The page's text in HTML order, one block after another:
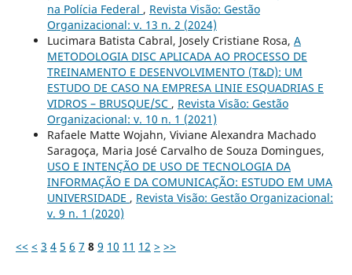
na Polícia Federal , Revista Visão: Gestão
Organizacional: v. 13 n. 2 (2024)
Lucimara Batista Cabral, Josely Cristiane Rosa, A
METODOLOGIA DISC APLICADA AO PROCESSO DE
TREINAMENTO E DESENVOLVIMENTO (T&D): UM
ESTUDO DE CASO NA EMPRESA LINIE ESQUADRIAS E
VIDROS – BRUSQUE/SC , Revista Visão: Gestão
Organizacional: v. 10 n. 1 (2021)
Rafaele Matte Wojahn, Viviane Alexandra Machado
Saragoça, Maria José Carvalho de Souza Domingues,
USO E INTENÇÃO DE USO DE TECNOLOGIA DA
INFORMAÇÃO E DA COMUNICAÇÃO: ESTUDO EM UMA
UNIVERSIDADE , Revista Visão: Gestão Organizacional:
v. 9 n. 1 (2020)
<< < 3 4 5 6 7 8 9 10 11 12 > >>